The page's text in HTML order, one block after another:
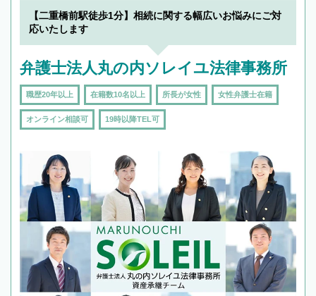
でフィーリングも重要です。実際に電話や面談
で複数の弁護士と会話をしてウマが合う方に依
【二重橋前駅徒歩1分】相続に関する幅広いお悩みにご対
応いたします
弁護士法人丸の内ソレイユ法律事務所
職歴20年以上 在籍数10名以上 所長が女性 女性弁護士在籍
オンライン相談可 19時以降TEL可